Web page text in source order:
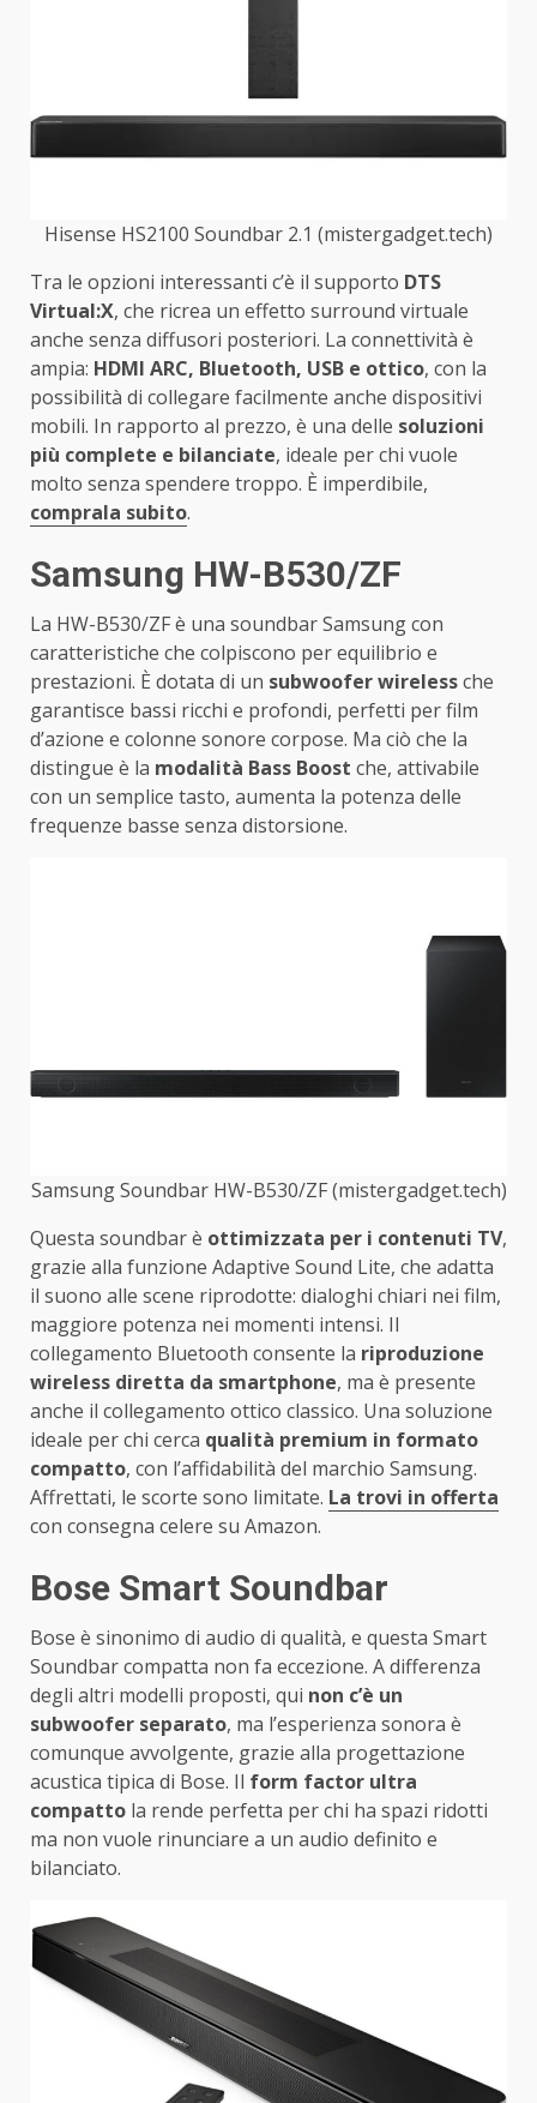
Hisense HS2100 Soundbar 2.1 (mistergadget.tech)
Tra le opzioni interessanti c’è il supporto DTS
Virtual:X, che ricrea un effetto surround virtuale
anche senza diffusori posteriori. La connettività è
ampia: HDMI ARC, Bluetooth, USB e ottico, con la
possibilità di collegare facilmente anche dispositivi
mobili. In rapporto al prezzo, è una delle soluzioni
più complete e bilanciate, ideale per chi vuole
molto senza spendere troppo. È imperdibile,
comprala subito.
Samsung HW-B530/ZF
La HW-B530/ZF è una soundbar Samsung con
caratteristiche che colpiscono per equilibrio e
prestazioni. È dotata di un subwoofer wirelessche
garantisce bassi ricchi e profondi, perfetti per film
d’azione e colonne sonore corpose. Ma ciò che la
distingue è la modalità Bass Boost che, attivabile
con un semplice tasto, aumenta la potenza delle
frequenze basse senza distorsione.
Samsung Soundbar HW-B530/ZF (mistergadget.tech)
Questa soundbar è ottimizzata per i contenuti TV,
grazie alla funzione Adaptive Sound Lite, che adatta
il suono alle scene riprodotte: dialoghi chiari nei film,
maggiore potenza nei momenti intensi. Il
collegamento Bluetooth consente la riproduzione
wireless diretta da smartphone, ma è presente
anche il collegamento ottico classico. Una soluzione
ideale per chi cerca qualità premium in formato
compatto, con l’affidabilità del marchio Samsung.
Affrettati, le scorte sono limitate. La trovi in offerta
con consegna celere su Amazon.
Bose Smart Soundbar
Bose è sinonimo di audio di qualità, e questa Smart
Soundbar compatta non fa eccezione. A differenza
degli altri modelli proposti, qui non c’è un
subwoofer separato, ma l’esperienza sonora è
comunque avvolgente, grazie alla progettazione
acustica tipica di Bose. Il form factor ultra
compatto la rende perfetta per chi ha spazi ridotti
ma non vuole rinunciare a un audio definito e
bilanciato.